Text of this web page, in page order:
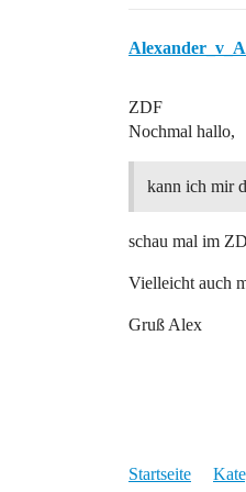
ZDF
Nochmal hallo,
kann ich mir
schau mal im
Vielleicht auch
Gruß Alex
Startseite